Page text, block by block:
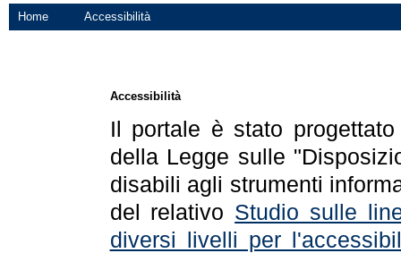
Home Accessibilità
Accessibilità
Il portale è stato
della Legge sulle
disabili agli strumenti
del relativo Studio sulle
diversi livelli per